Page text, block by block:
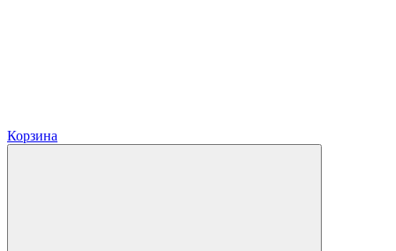
Корзина